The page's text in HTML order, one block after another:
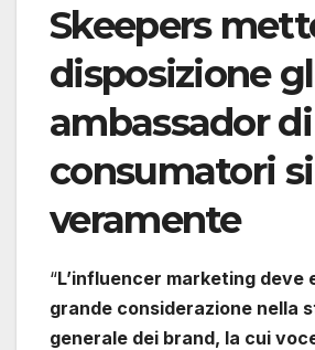
Skeepers
disposizione
ambassador
consumatori
veramente
“L’influencer marketing deve
grande considerazione nella
generale dei brand, la cui